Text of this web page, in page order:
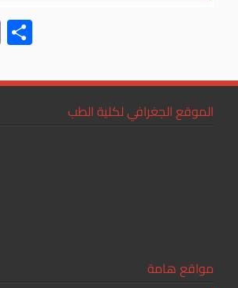
E
m
ailar
الموقع الجغرافي لكلية الطب
مواقع هامة